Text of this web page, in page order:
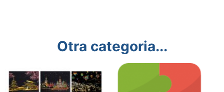
Otra categoria...